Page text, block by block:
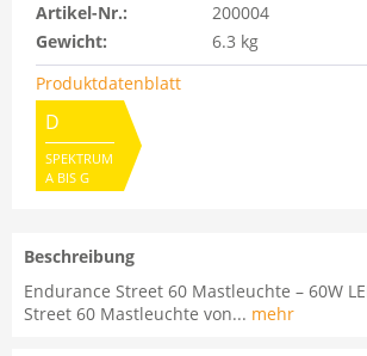
Artikel-Nr.:
200004
Gewicht:
6.3 kg
Produktdatenblatt
D
SPEKTRUM
A BIS G
Beschreibung
Endurance Street 60 Mastleuchte – 60W
Street 60 Mastleuchte von... mehr